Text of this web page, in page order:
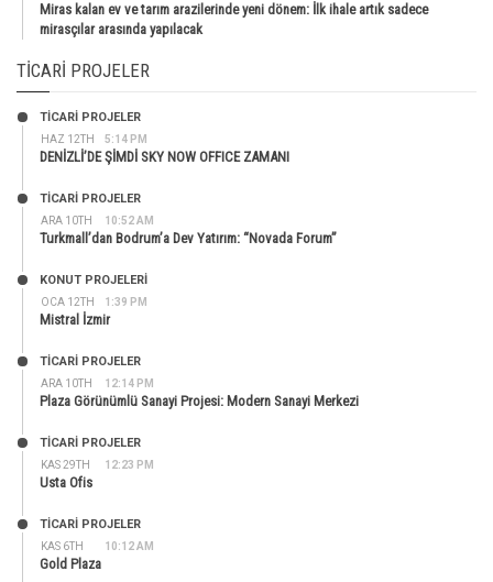
Miras kalan ev ve tarım arazilerinde yeni dönem: İlk ihale artık sadece
mirasçılar arasında yapılacak
TICARI PROJELER
HAZ 12TH 5:14 PM
TİCARİ PROJELER
DENİZLİ’DE ŞİMDİ SKY NOW OFFICE ZAMANI
ARA 10TH 10:52 AM
TİCARİ PROJELER
Turkmall’dan Bodrum’a Dev Yatırım: “Novada Forum”
OCA 12TH 1:39 PM
KONUT PROJELERI
Mistral İzmir
ARA 10TH 12:14 PM
TİCARİ PROJELER
Plaza Görünümlü Sanayi Projesi: Modern Sanayi Merkezi
KAS 29TH 12:23 PM
TİCARİ PROJELER
Usta Ofis
KAS 6TH 10:12 AM
TİCARİ PROJELER
Gold Plaza